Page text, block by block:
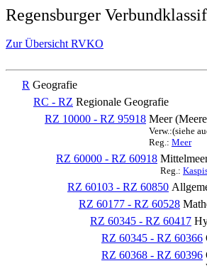
Regensburger
Zur Übersicht RVKO
R Geografie
RC - RZ Regionale Geografie
RZ 10000 - RZ 95918 Meer
Verw.:(siehe
Reg.: Meer
RZ 60000 - RZ 60918
Reg.:
RZ 60103 - RZ 60850
RZ 60177 - RZ 60528
RZ 60345 - RZ 60417
RZ 60345 - RZ 60366
RZ 60368 - RZ 60396